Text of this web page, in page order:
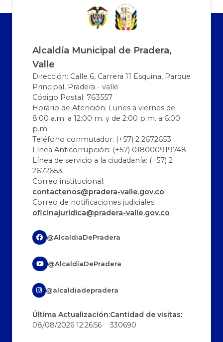
Alcaldía Municipal de Pradera,
Valle
Dirección: Calle 6, Carrera 11 Esquina, Parque
Principal, Pradera - valle
Código Postal: 763557
Horario de Atención: Lunes a viernes de
8:00 a.m. a 12:00 m. y de 2:00 p.m. a 6:00
p.m.
Teléfono conmutador: (+57) 2 2672653
Línea Anticorrupción: (+57) 018000919748
Línea de servicio a la ciudadanía: (+57) 2
2672653
Correo institucional:
contactenos@pradera-valle.gov.co
Correo de notificaciones judiciales:
oficinajuridica@pradera-valle.gov.co
@AlcaldiaDePradera
@AlcaldíaDePradera
@alcaldiadepradera
Última Actualización:
08/08/2026 12:26:56
Cantidad de visitas:
330690